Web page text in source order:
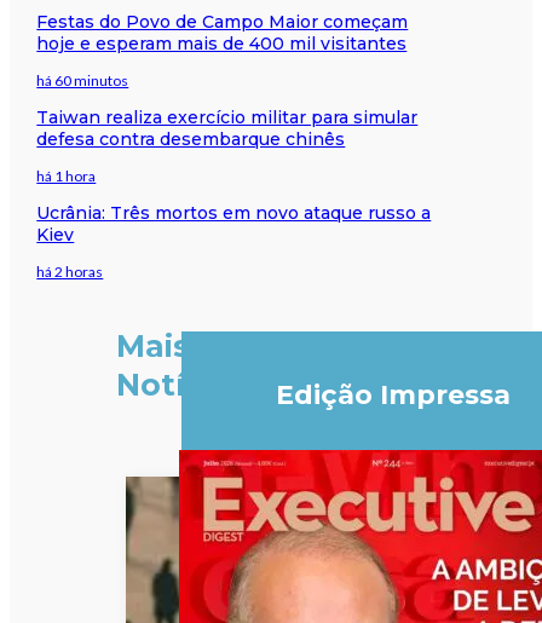
Festas do Povo de Campo Maior começam
hoje e esperam mais de 400 mil visitantes
há 60 minutos
Taiwan realiza exercício militar para simular
defesa contra desembarque chinês
há 1 hora
Ucrânia: Três mortos em novo ataque russo a
Kiev
há 2 horas
Mais
Notícias
Edição Impressa